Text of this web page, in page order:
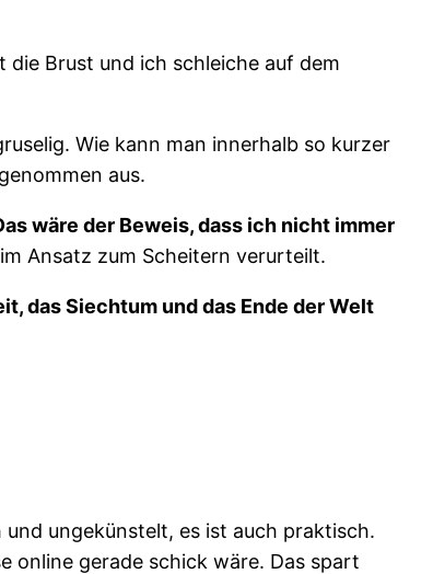
Brust und ich schleiche auf dem
Wie kann man innerhalb so kurzer
aus.
wäre der Beweis, dass ich nicht immer
Ansatz zum Scheitern verurteilt.
das Siechtum und das Ende der Welt
ungekünstelt, es ist auch praktisch.
online gerade schick wäre. Das spart